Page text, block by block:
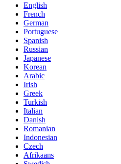
English
French
German
Portuguese
Spanish
Russian
Japanese
Korean
Arabic
Irish
Greek
Turkish
Italian
Danish
Romanian
Indonesian
Czech
Afrikaans